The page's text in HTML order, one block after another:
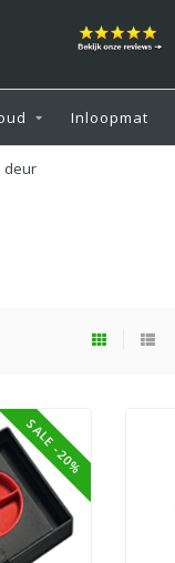
Inloopmat
deur
SALE -20%